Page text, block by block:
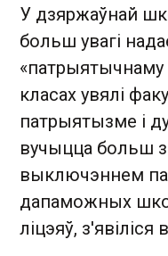
У дзяржаўнай
больш увагі
«патрыятычнаму
класах увялі
патрыятызме і
вучыцца больш
выключэннем
дапаможных
ліцэяў, з'явіліся